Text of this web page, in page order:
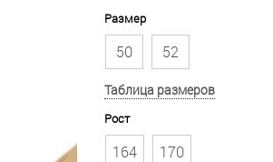
Размер
50 52
Таблица размеров
Рост
164 170